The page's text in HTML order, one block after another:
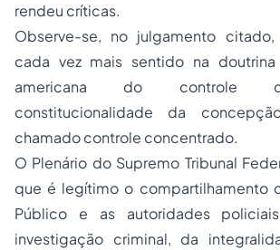
rendeu críticas.
Observe-se, no julgamento
cada vez mais sentido na
americana do controle
constitucionalidade da
chamado controle concentrado.
O Plenário do Supremo Tribunal
que é legítimo o compartilhamento
Público e as autoridades
investigação criminal, da